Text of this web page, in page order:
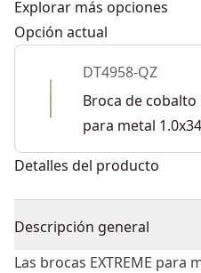
Explorar más opciones
Opción actual
DT4958-QZ
Broca de cobalto
para metal
Detalles del producto
Descripción general
Las brocas EXTREME